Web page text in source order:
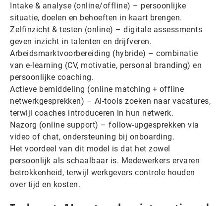
Intake & analyse (online/offline) – persoonlijke
situatie, doelen en behoeften in kaart brengen.
Zelfinzicht & testen (online) – digitale assessments
geven inzicht in talenten en drijfveren.
Arbeidsmarktvoorbereiding (hybride) – combinatie
van e-learning (CV, motivatie, personal branding) en
persoonlijke coaching.
Actieve bemiddeling (online matching + offline
netwerkgesprekken) – AI-tools zoeken naar vacatures,
terwijl coaches introduceren in hun netwerk.
Nazorg (online support) – follow-upgesprekken via
video of chat, ondersteuning bij onboarding.
Het voordeel van dit model is dat het zowel
persoonlijk als schaalbaar is. Medewerkers ervaren
betrokkenheid, terwijl werkgevers controle houden
over tijd en kosten.